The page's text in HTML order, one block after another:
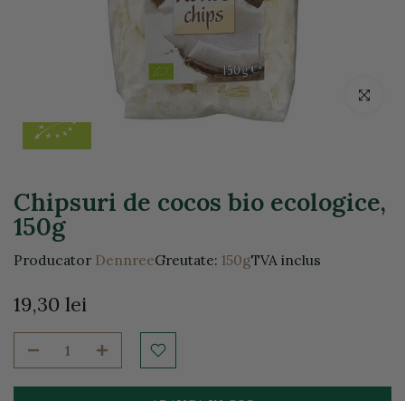
Click
Chipsuri de cocos bio ecologice,
150g
Producator DennreeGreutate: 150gTVA inclus
19,30 lei